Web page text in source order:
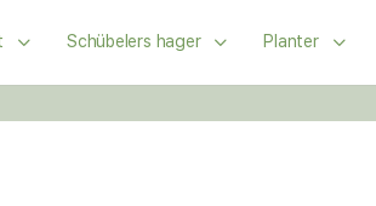
Schübelers hager Planter